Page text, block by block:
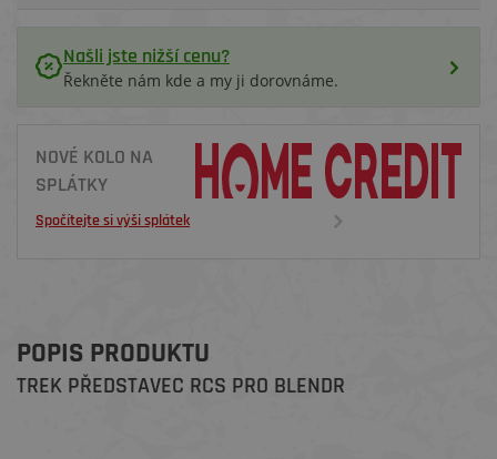
Našli jste nižší cenu?
Řekněte nám kde a my ji dorovnáme.
NOVÉ KOLO NA
SPLÁTKY
Spočítejte si výši splátek
POPIS PRODUKTU
TREK PŘEDSTAVEC RCS PRO BLENDR